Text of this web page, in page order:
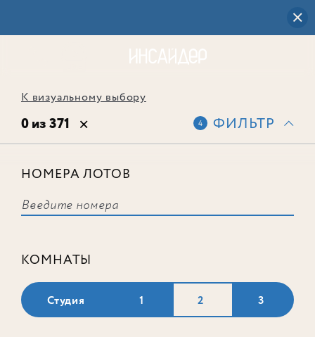
К визуальному выбору
0 из 371 4 ФИЛЬТР
НОМЕРА ЛОТОВ
КОМНАТЫ
Студия 1 2 3
соответствует ни одного лота